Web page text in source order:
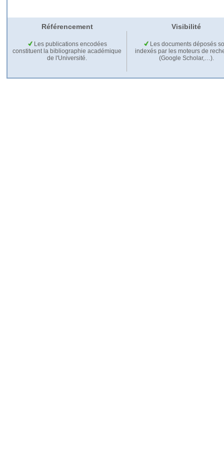
Référencement Visibilité
Les publications encodées
constituent la bibliographie académique
de l'Université.
Les documents déposés
indexés par les moteurs de
(Google Scholar,…).